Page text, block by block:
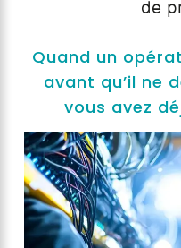
de
Quand un
avant qu’il ne
vous avez